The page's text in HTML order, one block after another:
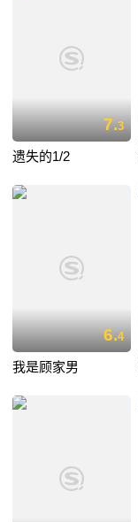
7.3
遗失的1/2
6.4
我是顾家男